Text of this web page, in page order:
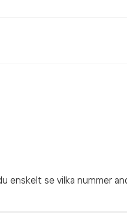
enskelt se vilka nummer